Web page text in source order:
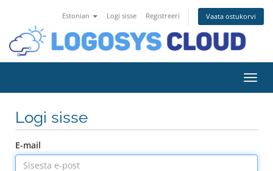
Estonian Logi sisse Registreeri Vaata ostukorvi
Logi sisse
E-mail